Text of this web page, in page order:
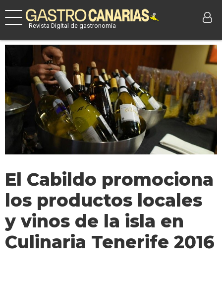
Revista Digital de gastronomía
El Cabildo promociona
los productos locales
y vinos de la isla en
Culinaria Tenerife 2016